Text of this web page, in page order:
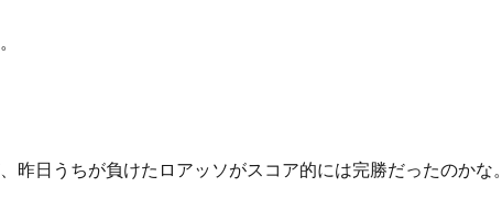
昨日うちが負けたロアッソがスコア的には完勝だったのかな。